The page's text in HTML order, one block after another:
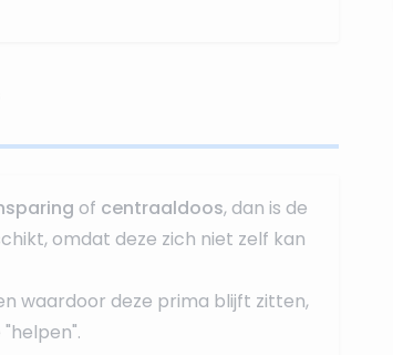
of centraaldoos, dan is de
omdat deze zich niet zelf kan
waardoor deze prima blijft zitten,